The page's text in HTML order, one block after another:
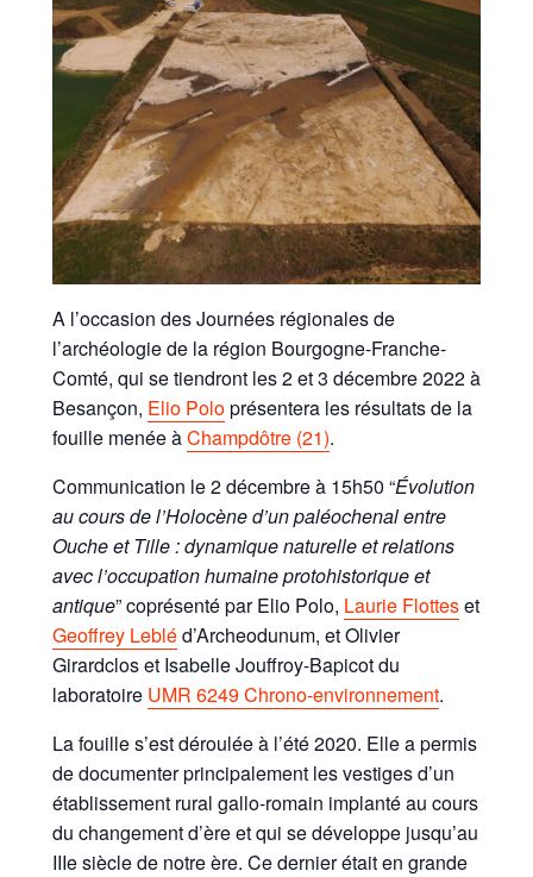
A l’occasion des Journées régionales de
l’archéologie de la région Bourgogne-Franche-
Comté, qui se tiendront les 2 et 3 décembre 2022 à
Besançon, Elio Poloprésentera les résultats de la
fouille menée àChampdôtre (21).
Communication le 2 décembre à 15h50 “Évolution
au cours de l’Holocène d’un paléochenal entre
Ouche et Tille : dynamique naturelle et relations
avec l’occupation humaine protohistorique et
antique” coprésenté par Elio Polo, Laurie Flotteset
Geoffrey Lebléd’Archeodunum, et Olivier
Girardclos et Isabelle Jouffroy-Bapicot du
laboratoire UMR 6249 Chrono-environnement.
La fouille s’est déroulée à l’été 2020. Elle a permis
de documenter principalement les vestiges d’un
établissement rural gallo-romain implanté au cours
du changement d’ère et qui se développe jusqu’au
IIIe siècle de notre ère. Ce dernier était en grande